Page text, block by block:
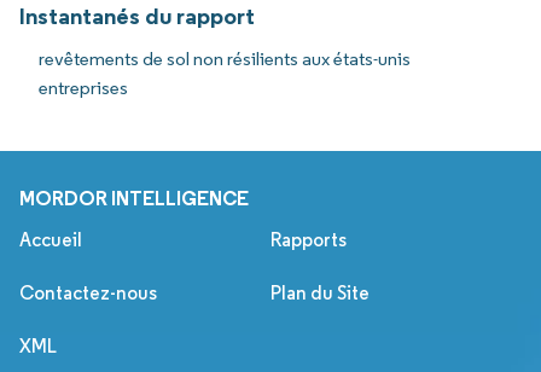
Instantanés du rapport
revêtements de sol non résilients aux états-unis
entreprises
MORDOR INTELLIGENCE
Accueil Rapports
Contactez-nous Plan du Site
XML